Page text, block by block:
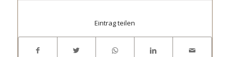
Eintrag teilen